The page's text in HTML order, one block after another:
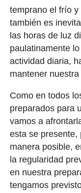
temprano el frío
también es
las horas de luz
paulatinamente
actividad diaria,
mantener
Como en todos
preparados para
vamos a
esta se presente,
manera posible,
la regularidad
en nuestra
tengamos